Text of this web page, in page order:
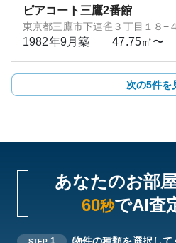
ピアコート三鷹2番館
東京都三鷹市下連雀３丁目１８−４
1982年9月築 47.75㎡〜
次の5件を
あなたのお部
60秒でAI査
STEP 1